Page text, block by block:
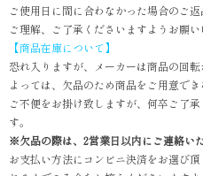
ご使用日に間に合わなかった場合のご
ご理解、ご了承くださいますようお願い
【商品在庫について】
恐れ入りますが、メーカーは商品の回
よっては、欠品のため商品をご用意でき
ご不便をお掛け致しますが、何卒ご了
す。
※欠品の際は、2営業日以内にご連絡い
お支払い方法にコンビニ決済をお選び